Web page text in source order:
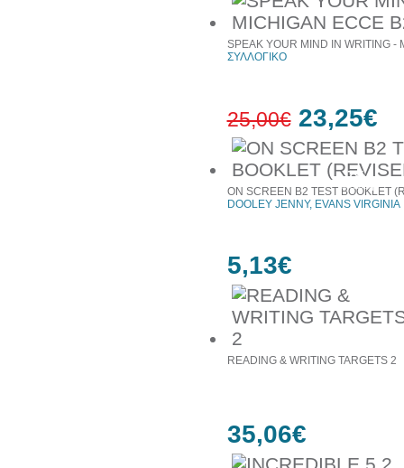
7%
έκπτωση
SPEAK YOUR MIND IN WRITING -
ΣΥΛΛΟΓΙΚΟ
25,00€ 23,25€
ON SCREEN B2 TEST BOOKLET
DOOLEY JENNY, EVANS VIRGINIA
5,13€
READING & WRITING TARGETS 2
35,06€